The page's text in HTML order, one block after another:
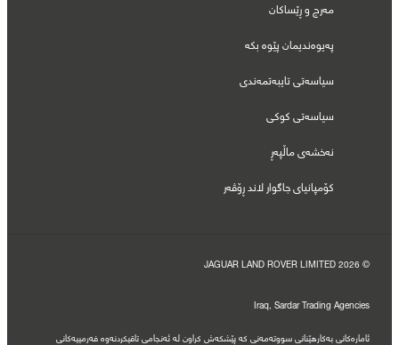
مەرج و ڕێساکان
پەیوەندیمان پێوە بکە
سیاسەتی تایبەتمەندی
سیاسەتی کوکی
نەخشەی ماڵپەڕ
کۆمپانیای جاگوار لاند ڕۆڤەر
© JAGUAR LAND ROVER LIMITED 2026
Iraq, Sardar Trading Agencies
ئامارەکانی بەکارهێنانی سووتەمەنی کە پێشکەش کراون لە ئەنجامی تاقیکردنەوە فەرمییەکانی